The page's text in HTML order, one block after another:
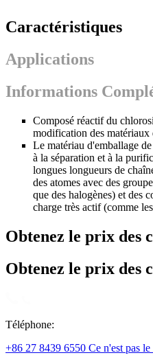
Caractéristiques
Applications
Informations
Composé réactif du
modification des matériaux
Le matériau d'emballage
à la séparation et à la
longues longueurs de
des atomes avec des
que des halogènes) et des
charge très actif (comme
Obtenez le prix des
Obtenez le prix des
Téléphone:
+86 27 8439 6550 Ce n'est pas le